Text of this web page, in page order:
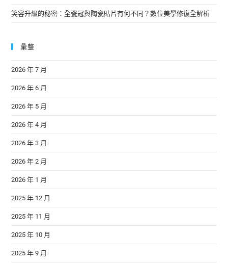
笑容升級的秘密：全瓷冠與陶瓷貼片有何不同？數位美學修復全解析
彙整
2026 年 7 月
2026 年 6 月
2026 年 5 月
2026 年 4 月
2026 年 3 月
2026 年 2 月
2026 年 1 月
2025 年 12 月
2025 年 11 月
2025 年 10 月
2025 年 9 月